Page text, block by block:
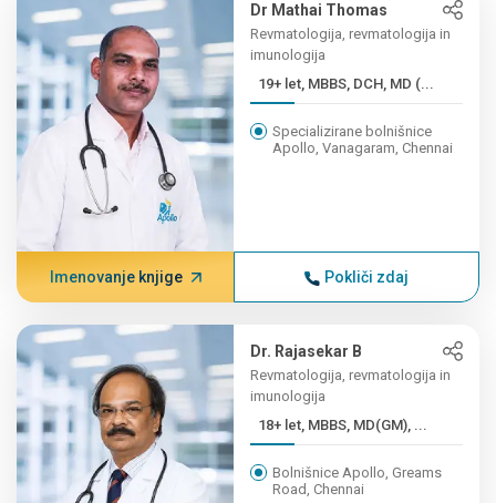
Dr Mathai Thomas
Revmatologija, revmatologija in
imunologija
19+ let, MBBS, DCH, MD (...
Specializirane bolnišnice
Apollo, Vanagaram, Chennai
Imenovanje knjige Pokliči zdaj
Dr. Rajasekar B
Revmatologija, revmatologija in
imunologija
18+ let, MBBS, MD(GM), ...
Bolnišnice Apollo, Greams
Road, Chennai